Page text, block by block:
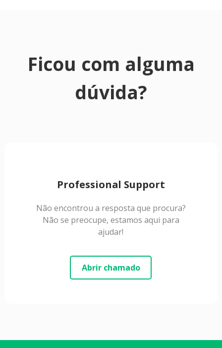
Ficou com alguma
dúvida?
Professional Support
Não encontrou a resposta que procura?
Não se preocupe, estamos aqui para
ajudar!
Abrir chamado